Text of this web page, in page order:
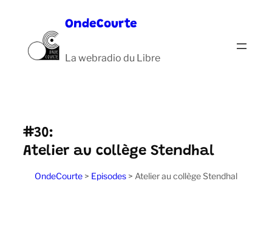
contenu
OndeCourte
La webradio du Libre
#30:
Atelier au collège Stendhal
OndeCourte > Episodes > Atelier au collège Stendhal